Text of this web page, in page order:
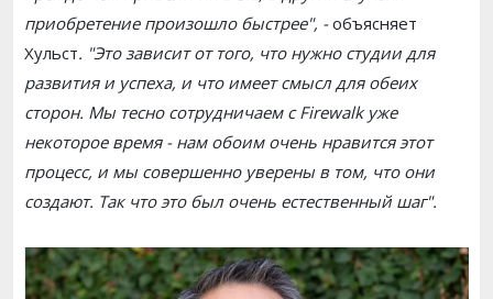
приобретение произошло быстрее", -объясняет
Хульст. "Это зависит от того, что нужно студии для
развития и успеха, и что имеет смысл для обеих
сторон. Мы тесно сотрудничаем с Firewalk уже
некоторое время - нам обоим очень нравится этот
процесс, и мы совершенно уверены в том, что они
создают. Так что это был очень естественный шаг".